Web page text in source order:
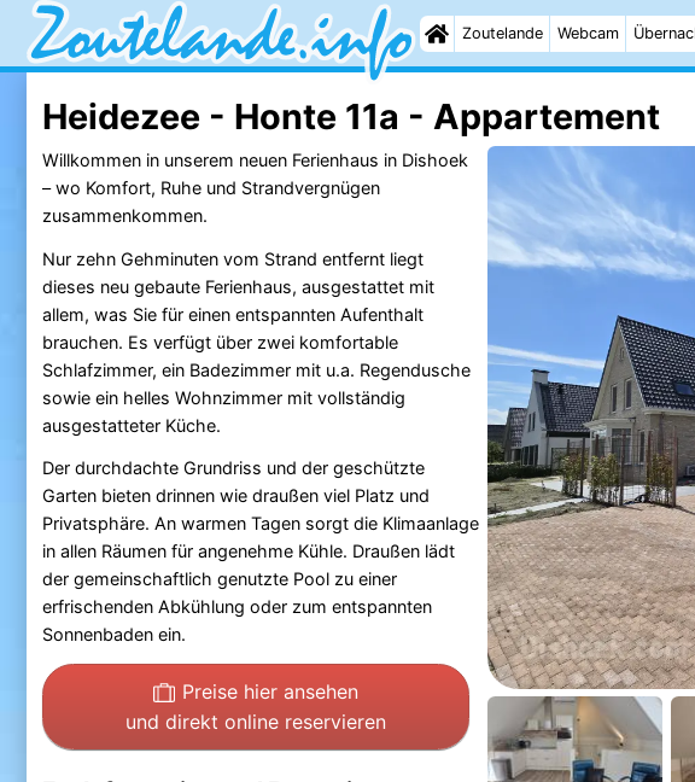
Zoutelande Webcam
Heidezee - Honte 11a - Appartement
Willkommen in unserem neuen Ferienhaus in Dishoek
– wo Komfort, Ruhe und Strandvergnügen
zusammenkommen.
Nur zehn Gehminuten vom Strand entfernt liegt
dieses neu gebaute Ferienhaus, ausgestattet mit
allem, was Sie für einen entspannten Aufenthalt
brauchen. Es verfügt über zwei komfortable
Schlafzimmer, ein Badezimmer mit u.a. Regendusche
sowie ein helles Wohnzimmer mit vollständig
ausgestatteter Küche.
Der durchdachte Grundriss und der geschützte
Garten bieten drinnen wie draußen viel Platz und
Privatsphäre. An warmen Tagen sorgt die Klimaanlage
in allen Räumen für angenehme Kühle. Draußen lädt
der gemeinschaftlich genutzte Pool zu einer
erfrischenden Abkühlung oder zum entspannten
Sonnenbaden ein.
Preise hier ansehen
und direkt online reservieren